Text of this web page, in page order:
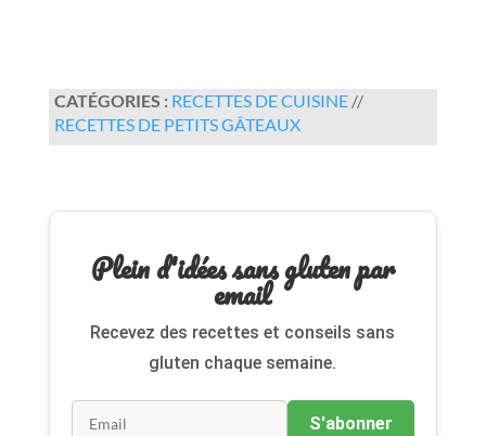
CATÉGORIES : RECETTES DE CUISINE//
RECETTES DE PETITS GÂTEAUX
Plein d'idées sans gluten par
email
Recevez des recettes et conseils sans
gluten chaque semaine.
S'abonner